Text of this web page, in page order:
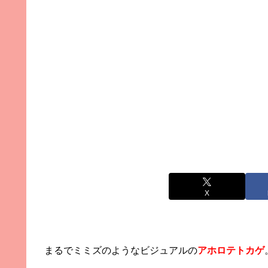
X
まるでミミズのようなビジュアルのアホロテトカゲ